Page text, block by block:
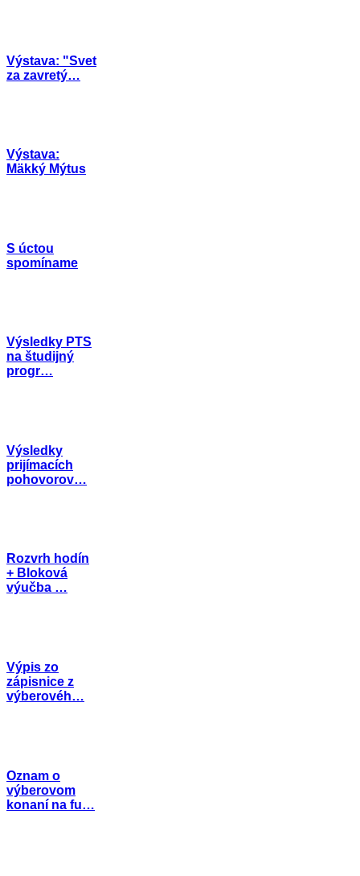
Výstava: "Svet
za zavretý…
Výstava:
Mäkký Mýtus
S úctou
spomíname
Výsledky PTS
na študijný
progr…
Výsledky
prijímacích
pohovorov…
Rozvrh hodín
+ Bloková
výučba …
Výpis zo
zápisnice z
výberovéh…
Oznam o
výberovom
konaní na fu…